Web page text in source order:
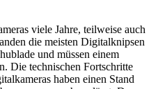
viele Jahre, teilweise auch
die meisten Digitalknipsen
und müssen einem
Die technischen Fortschritte
haben einen Stand